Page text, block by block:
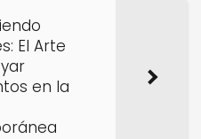
El Arte
en la